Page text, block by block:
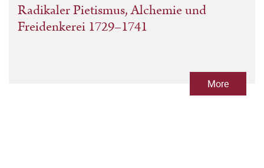
Radikaler Pietismus, Alchemie und
Freidenkerei 1729–1741
More